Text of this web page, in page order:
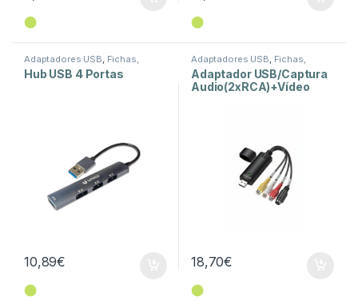
⬤ ⬤
Adaptadores USB Fichas,
Conectores e Adaptadores
Hub USB 4 Portas
10,89€
⬤
Adaptadores USB Fichas,
Conectores e Adaptadores
Adaptador USB/Captura
Audio(2xRCA)+Vídeo
18,70€
⬤